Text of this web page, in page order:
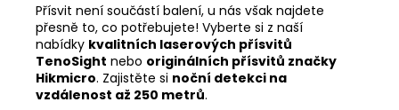
Přísvit není součástí balení, u nás však najdete
přesně to, co potřebujete! Vyberte si z naší
nabídky kvalitních laserových přísvitů
TenoSight nebo originálních přísvitů značky
Hikmicro. Zajistěte si noční detekci na
vzdálenost až 250 metrů.